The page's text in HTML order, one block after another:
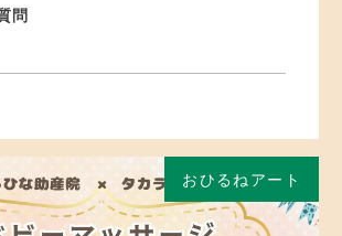
問
おひるねアート